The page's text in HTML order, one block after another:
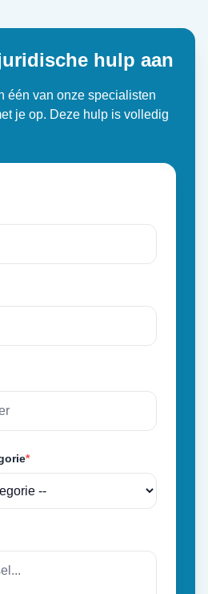
hulp aan
één van onze specialisten
je op. Deze hulp is volledig
*